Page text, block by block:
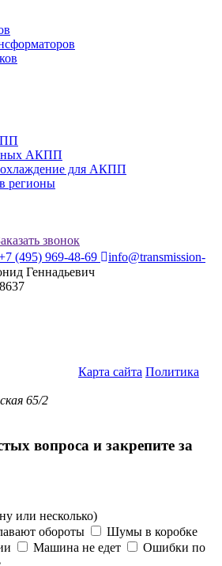
АКПП
для АКПП
регионы
звонок
(495) 969-48-69
info@transmission-
Геннадьевич
Карта сайта Политика
65/2
вопроса и закрепите за
или несколько)
обороты
Шумы в коробке
Машина не едет
Ошибки по